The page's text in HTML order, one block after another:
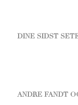
DINE SIDST
ANDRE FANDT